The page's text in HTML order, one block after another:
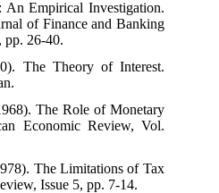
Empirical Investigation.
of Finance and Banking
pp. 26-40.
The Theory of Interest.
The Role of Monetary
Economic Review, Vol.
The Limitations of Tax
Issue 5, pp. 7-14.